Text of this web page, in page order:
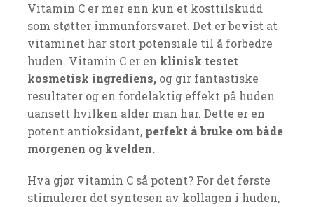
Vitamin C er mer enn kun et kosttilskudd
som støtter immunforsvaret. Det er bevist at
vitaminet har stort potensiale til å forbedre
huden. Vitamin C er en klinisk testet
kosmetisk ingrediens, og gir fantastiske
resultater og en fordelaktig effekt på huden
uansett hvilken alder man har. Dette er en
potent antioksidant, perfekt å bruke om både
morgenen og kvelden.
Hva gjør vitamin C så potent? For det første
stimulerer det syntesen av kollagen i huden,